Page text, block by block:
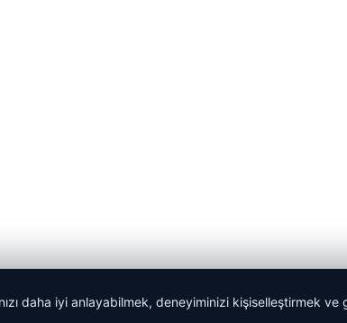
daha iyi anlayabilmek, deneyiminizi kişiselleştirmek